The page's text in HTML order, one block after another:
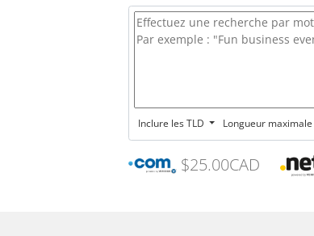
Inclure les TLD Longueur maximale
$25.00CAD